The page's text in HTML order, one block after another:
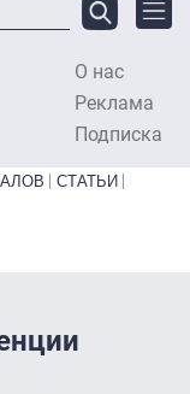
О нас
Реклама
Подписка
СТАТЬИ